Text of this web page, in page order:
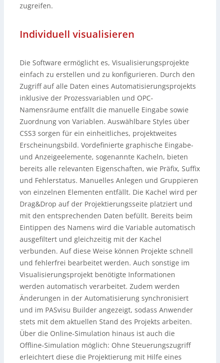
zugreifen.
Individuell visualisieren
Die Software ermöglicht es, Visualisierungsprojekte
einfach zu erstellen und zu konfigurieren. Durch den
Zugriff auf alle Daten eines Automatisierungsprojekts
inklusive der Prozessvariablen und OPC-
Namensräume entfällt die manuelle Eingabe sowie
Zuordnung von Variablen. Auswählbare Styles über
CSS3 sorgen für ein einheitliches, projektweites
Erscheinungsbild. Vordefinierte graphische Eingabe-
und Anzeigeelemente, sogenannte Kacheln, bieten
bereits alle relevanten Eigenschaften, wie Präfix, Suffix
und Fehlerstatus. Manuelles Anlegen und Gruppieren
von einzelnen Elementen entfällt. Die Kachel wird per
Drag&Drop auf der Projektierungsseite platziert und
mit den entsprechenden Daten befüllt. Bereits beim
Eintippen des Namens wird die Variable automatisch
ausgefiltert und gleichzeitig mit der Kachel
verbunden. Auf diese Weise können Projekte schnell
und fehlerfrei bearbeitet werden. Auch sonstige im
Visualisierungsprojekt benötigte Informationen
werden automatisch verarbeitet. Zudem werden
Änderungen in der Automatisierung synchronisiert
und im PASvisu Builder angezeigt, sodass Anwender
stets mit dem aktuellen Stand des Projekts arbeiten.
Über die Online-Simulation hinaus ist auch die
Offline-Simulation möglich: Ohne Steuerungszugriff
erleichtert diese die Projektierung mit Hilfe eines